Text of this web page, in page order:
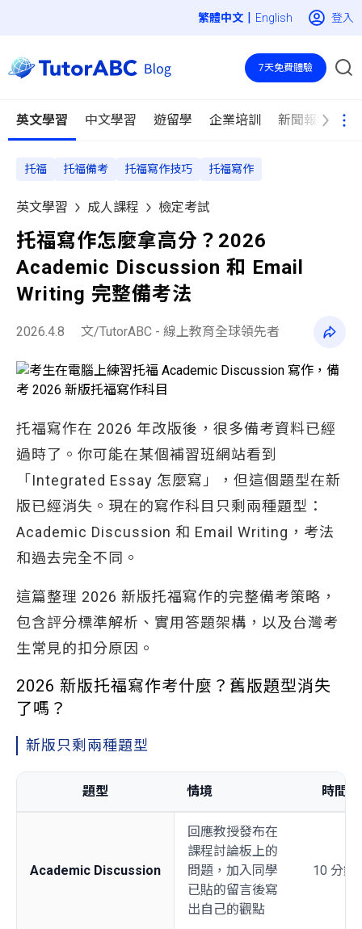
| English 登入
英文學習 中文學習 遊留學 企業培訓 新聞報導
7天免費體驗
托福 托福備考 托福寫作技巧 托福寫作
英文學習 成人課程 檢定考試
托福寫作怎麼拿高分？2026
Academic Discussion 和 Email
Writing 完整備考法
2026.4.8 文/TutorABC - 線上教育全球領先者
托福寫作在 2026 年改版後，很多備考資料已經
過時了。你可能在某個補習班網站看到
「Integrated Essay 怎麼寫」，但這個題型在新
版已經消失。現在的寫作科目只剩兩種題型：
Academic Discussion 和 Email Writing，考法
和過去完全不同。
這篇整理 2026 新版托福寫作的完整備考策略，
包含評分標準解析、實用答題架構，以及台灣考
生常見的扣分原因。
2026 新版托福寫作考什麼？舊版題型消失
了嗎？
新版只剩兩種題型
題型 情境 時間
Academic Discussion
回應教授發布在
課程討論板上的
問題，加入同學
已貼的留言後寫
出自己的觀點
10 分鐘